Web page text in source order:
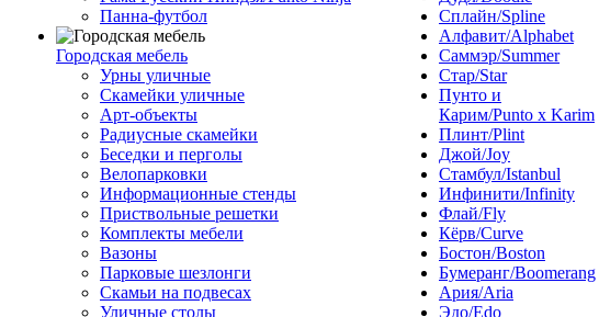
Панна-футбол
Городская мебель
Урны уличные
Скамейки уличные
Арт-объекты
Радиусные скамейки
Беседки и перголы
Велопарковки
Информационные стенды
Приствольные решетки
Комплекты мебели
Вазоны
Парковые шезлонги
Скамьи на подвесах
Уличные столы
Сплайн/Spline
Алфавит/Alphabet
Саммэр/Summer
Стар/Star
Пунто и
Карим/Punto x Karim
Плинт/Plint
Джой/Joy
Стамбул/Istanbul
Инфинити/Infinity
Флай/Fly
Кёрв/Curve
Бостон/Boston
Бумеранг/Boomerang
Ария/Aria
Эдо/Edo